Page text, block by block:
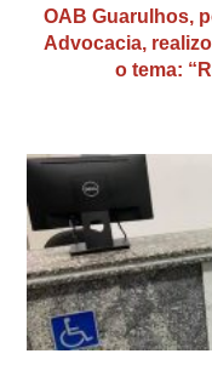
OAB Guarulhos,
Advocacia,
o tema: